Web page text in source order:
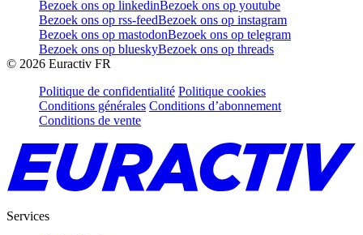
Bezoek ons op linkedinBezoek ons op youtube
Bezoek ons op rss-feedBezoek ons op instagram
Bezoek ons op mastodonBezoek ons op telegram
Bezoek ons op blueskyBezoek ons op threads
© 2026 Euractiv FR
Politique de confidentialité Politique cookies
Conditions générales Conditions d’abonnement
Conditions de vente
Services